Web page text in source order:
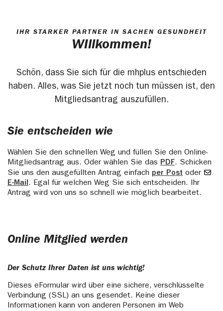
IHR STARKER PARTNER IN SACHEN GESUNDHEIT
Willkommen!
Schön, dass Sie sich für die mhplus entschieden
haben. Alles, was Sie jetzt noch tun müssen ist, den
Mitgliedsantrag auszufüllen.
Sie entscheiden wie
Wählen Sie den schnellen Weg und füllen Sie den Online-
Mitgliedsantrag aus. Oder wählen Sie das PDF. Schicken
Sie uns den ausgefüllten Antrag einfach per Post oder
E-Mail. Egal für welchen Weg Sie sich entscheiden. Ihr
Antrag wird von uns so schnell wie möglich bearbeitet.
Online Mitglied werden
Der Schutz Ihrer Daten ist uns wichtig!
Dieses eFormular wird über eine sichere, verschlüsselte
Verbindung (SSL) an uns gesendet. Keine dieser
Informationen kann von anderen Personen im Web